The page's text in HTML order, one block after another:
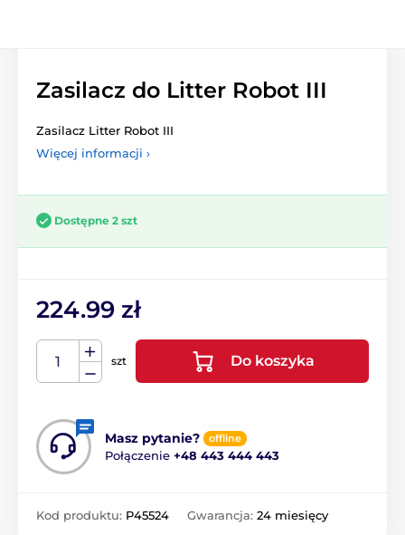
Zasilacz do Litter Robot III
Zasilacz Litter Robot III
Więcej informacji ›
Dostępne 2 szt
224.99 zł
szt Do koszyka
Masz pytanie? offline
Połączenie +48 443 444 443
Kod produktu: P45524 Gwarancja: 24 miesięcy